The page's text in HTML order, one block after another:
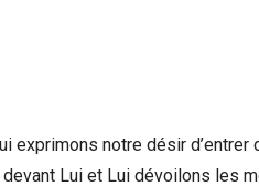
exprimons notre désir
Lui et Lui dévoilons les